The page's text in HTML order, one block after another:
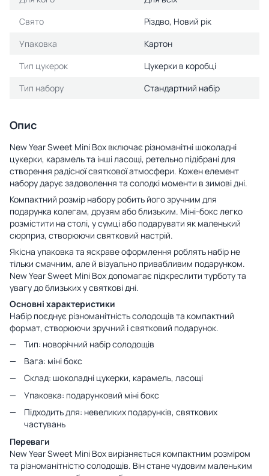
Свято
Різдво, Новий рік
Упаковка
Картон
Тип цукерок
Цукерки в коробці
Тип набору
Стандартний набір
Опис
New Year Sweet Mini Box включає різноманітні шоколадні
цукерки, карамель та інші ласощі, ретельно підібрані для
створення радісної святкової атмосфери. Кожен елемент
набору дарує задоволення та солодкі моменти в зимові дні.
Компактний розмір набору робить його зручним для
подарунка колегам, друзям або близьким. Міні-бокс легко
розмістити на столі, у сумці або подарувати як маленький
сюрприз, створюючи святковий настрій.
Якісна упаковка та яскраве оформлення роблять набір не
тільки смачним, але й візуально привабливим подарунком.
New Year Sweet Mini Box допомагає підкреслити турботу та
увагу до близьких у святкові дні.
Основні характеристики
Набір поєднує різноманітність солодощів та компактний
формат, створюючи зручний і святковий подарунок.
Тип: новорічний набір солодощів
Вага: міні бокс
Склад: шоколадні цукерки, карамель, ласощі
Упаковка: подарунковий міні бокс
Підходить для: невеликих подарунків, святкових
частувань
Переваги
New Year Sweet Mini Box вирізняється компактним розміром
та різноманітністю солодощів. Він стане чудовим маленьким